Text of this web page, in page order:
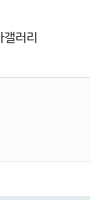
갤러리